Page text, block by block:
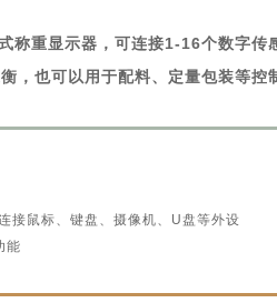
称重显示器，可连接1-16个数字传
，也可以用于配料、定量包装等控
接鼠标、键盘、摄像机、U盘等外设
能